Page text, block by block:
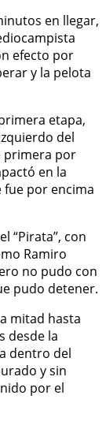
en llegar,
efecto por
y la pelota
etapa,
del
primera por
en la
fue por encima
“Pirata”, con
Ramiro
no pudo con
pudo detener.
mitad hasta
desde la
dentro del
y sin
por el